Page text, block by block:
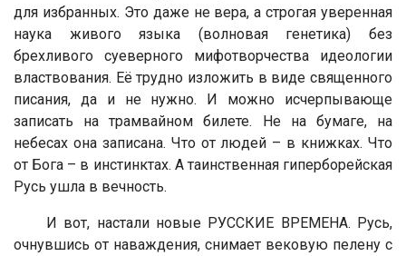
для избранных. Это даже не вера, а строгая уверенная
наука живого языка (волновая генетика) без
брехливого суеверного мифотворчества идеологии
властвования. Её трудно изложить в виде священного
писания, да и не нужно. И можно исчерпывающе
записать на трамвайном билете. Не на бумаге, на
небесах она записана. Что от людей – в книжках. Что
от Бога – в инстинктах. А таинственная гиперборейская
Русь ушла в вечность.
И вот, настали новые РУССКИЕ ВРЕМЕНА. Русь,
очнувшись от наваждения, снимает вековую пелену с